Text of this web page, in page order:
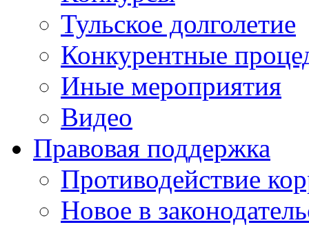
Тульское долголетие
Конкурентные
Иные мероприятия
Видео
Правовая поддержка
Противодействие
Новое в